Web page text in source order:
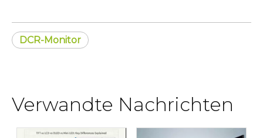
DCR-Monitor
Verwandte Nachrichten